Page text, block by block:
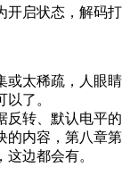
启状态，解码
太稀疏，人眼
了。
转、默认电平
内容，第八章
边都会有。